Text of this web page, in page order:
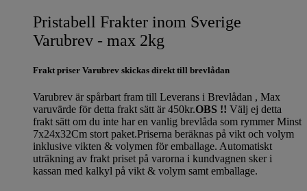
Pristabell Frakter inom Sverige
Varubrev - max 2kg
Frakt priser Varubrev skickas direkt till brevlådan
Varubrev är spårbart fram till Leverans i Brevlådan , Max
varuvärde för detta frakt sätt är 450kr.OBS !! Välj ej detta
frakt sätt om du inte har en vanlig brevlåda som rymmer Minst
7x24x32Cm stort paket.Priserna beräknas på vikt och volym
inklusive vikten & volymen för emballage. Automatiskt
uträkning av frakt priset på varorna i kundvagnen sker i
kassan med kalkyl på vikt & volym samt emballage.